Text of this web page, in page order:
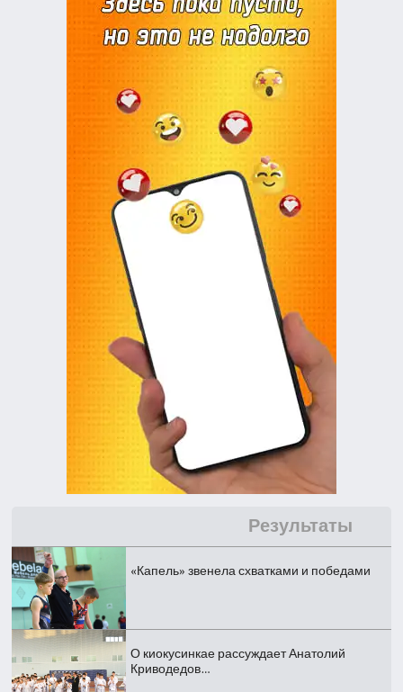
Результаты
«Капель» звенела схватками и победами
О киокусинкае рассуждает Анатолий
Криводедов…